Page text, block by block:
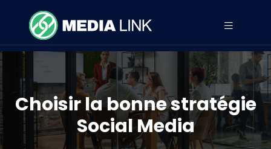
Choisir la bonne stratégie
Social Media